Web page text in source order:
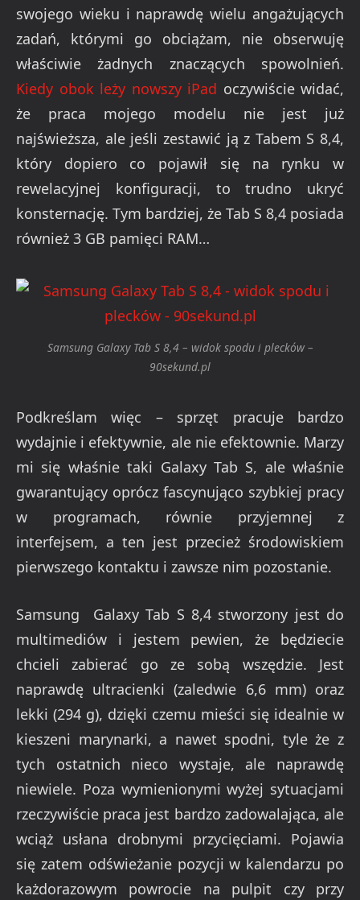
swojego wieku i naprawdę wielu angażujących
zadań, którymi go obciążam, nie obserwuję
właściwie żadnych znaczących spowolnień.
Kiedy obok leży nowszy iPad oczywiście widać,
że praca mojego modelu nie jest już
najświeższa, ale jeśli zestawić ją z Tabem S 8,4,
który dopiero co pojawił się na rynku w
rewelacyjnej konfiguracji, to trudno ukryć
konsternację. Tym bardziej, że Tab S 8,4 posiada
również 3 GB pamięci RAM…
Samsung Galaxy Tab S 8,4 – widok spodu i plecków –
90sekund.pl
Podkreślam więc – sprzęt pracuje bardzo
wydajnie i efektywnie, ale nie efektownie. Marzy
mi się właśnie taki Galaxy Tab S, ale właśnie
gwarantujący oprócz fascynująco szybkiej pracy
w programach, równie przyjemnej z
interfejsem, a ten jest przecież środowiskiem
pierwszego kontaktu i zawsze nim pozostanie.
Samsung Galaxy Tab S 8,4 stworzony jest do
multimediów i jestem pewien, że będziecie
chcieli zabierać go ze sobą wszędzie. Jest
naprawdę ultracienki (zaledwie 6,6 mm) oraz
lekki (294 g), dzięki czemu mieści się idealnie w
kieszeni marynarki, a nawet spodni, tyle że z
tych ostatnich nieco wystaje, ale naprawdę
niewiele. Poza wymienionymi wyżej sytuacjami
rzeczywiście praca jest bardzo zadowalająca, ale
wciąż usłana drobnymi przycięciami. Pojawia
się zatem odświeżanie pozycji w kalendarzu po
każdorazowym powrocie na pulpit czy przy